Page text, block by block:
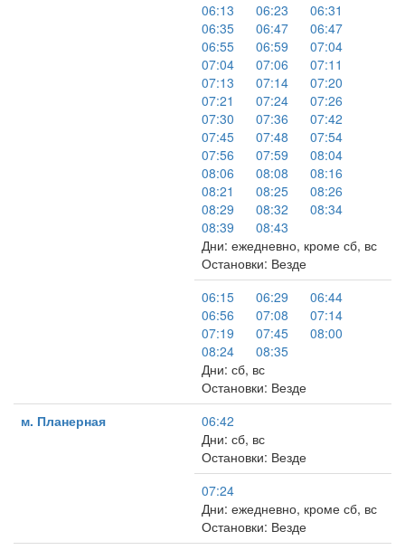
06:13
06:23
06:31
06:35
06:47
06:47
06:55
06:59
07:04
07:04
07:06
07:11
07:13
07:14
07:20
07:21
07:24
07:26
07:30
07:36
07:42
07:45
07:48
07:54
07:56
07:59
08:04
08:06
08:08
08:16
08:21
08:25
08:26
08:29
08:32
08:34
08:39
08:43
Дни: ежедневно, кроме сб, вс
Остановки: Везде
06:15
06:29
06:44
06:56
07:08
07:14
07:19
07:45
08:00
08:24
08:35
Дни: сб, вс
Остановки: Везде
м. Планерная
06:42
Дни: сб, вс
Остановки: Везде
07:24
Дни: ежедневно, кроме сб, вс
Остановки: Везде